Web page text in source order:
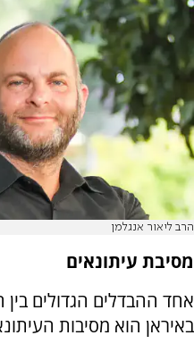
הרב ליאור אנגלמן
מסיבת עיתונאים
אחד ההבדלים הגדולים
באיראן הוא מסיבות